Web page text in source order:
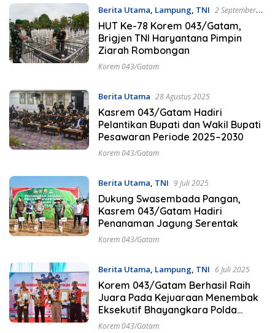
Berita Utama, Lampung, TNI 2 September
2025
HUT Ke-78 Korem 043/Gatam,
Brigjen TNI Haryantana Pimpin
Ziarah Rombongan
Korem 043/Gatam
Berita Utama 28 Agustus 2025
Kasrem 043/Gatam Hadiri
Pelantikan Bupati dan Wakil Bupati
Pesawaran Periode 2025–2030
Korem 043/Gatam
Berita Utama, TNI 9 Juli 2025
Dukung Swasembada Pangan,
Kasrem 043/Gatam Hadiri
Penanaman Jagung Serentak
Korem 043/Gatam
Berita Utama, Lampung, TNI 6 Juli 2025
Korem 043/Gatam Berhasil Raih
Juara Pada Kejuaraan Menembak
Eksekutif Bhayangkara Polda
Lampung
Korem 043/Gatam